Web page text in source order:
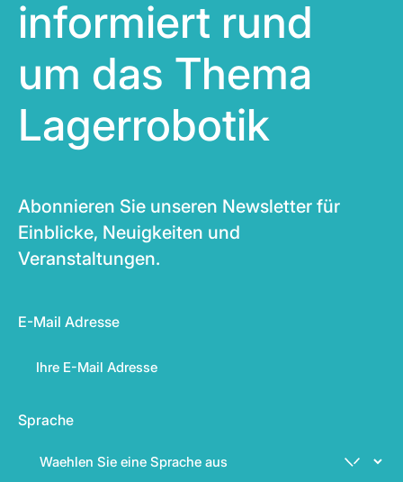
informiert rund
um das Thema
Lagerrobotik
Abonnieren Sie unseren Newsletter für
Einblicke, Neuigkeiten und
Veranstaltungen.
E-Mail Adresse
Sprache